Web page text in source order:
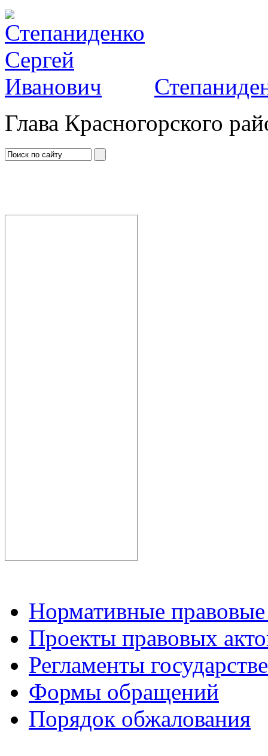
Глава Красногорского
Нормативные
Проекты правовых
Регламенты
Формы обращений
Порядок обжалования